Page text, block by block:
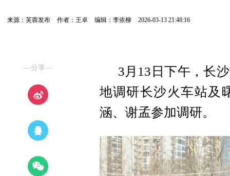
来源：芙蓉发布 作者：王卓 编辑：李依柳 2026-03-13 21:48:16
—分享—
3月13日下午，长
地调研长沙火车站及
涵、谢孟参加调研。